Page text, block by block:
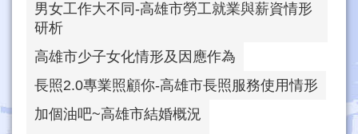
男女工作大不同-高雄市勞工就業與薪資情形
研析
高雄市少子女化情形及因應作為
長照2.0專業照顧你-高雄市長照服務使用情形
加個油吧~高雄市結婚概況